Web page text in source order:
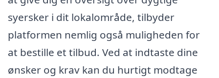
syersker i dit lokalområde, tilbyder
platformen nemlig også muligheden for
at bestille et tilbud. Ved at indtaste dine
ønsker og krav kan du hurtigt modtage